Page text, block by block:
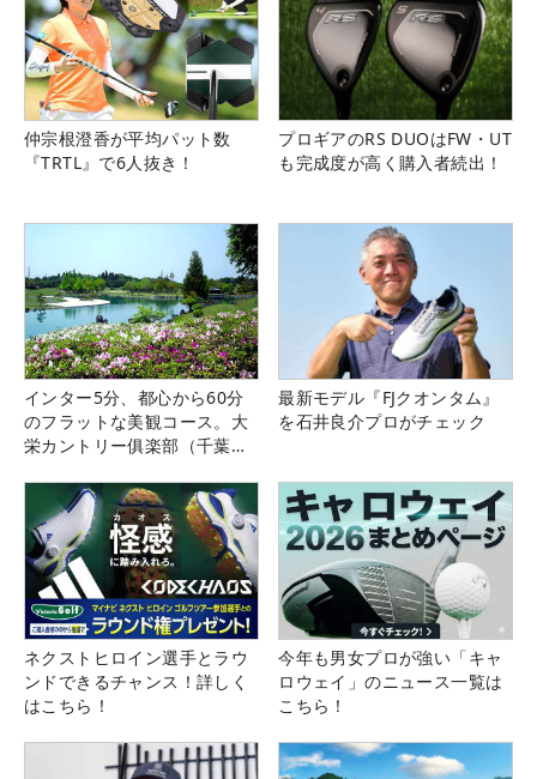
仲宗根澄香が平均パット数
『TRTL』で6人抜き！
プロギアのRS DUOはFW・UT
も完成度が高く購入者続出！
インター5分、都心から60分
のフラットな美観コース。大
栄カントリー俱楽部（千葉
最新モデル『FJクオンタム』
を石井良介プロがチェック
ネクストヒロイン選手とラウ
ンドできるチャンス！詳しく
はこちら！
今年も男女プロが強い「キャ
ロウェイ」のニュース一覧は
こちら！